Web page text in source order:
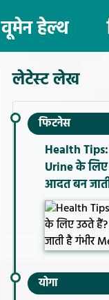
वूमेन हेल्थ
लेटेस्ट लेख
फिटनेस
Health Tips:
Urine के लिए
आदत बन
योगा